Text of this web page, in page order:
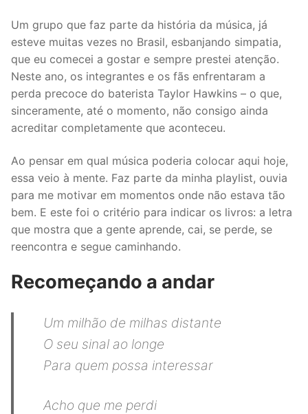
Um grupo que faz parte da história da música, já
esteve muitas vezes no Brasil, esbanjando simpatia,
que eu comecei a gostar e sempre prestei atenção.
Neste ano, os integrantes e os fãs enfrentaram a
perda precoce do baterista Taylor Hawkins – o que,
sinceramente, até o momento, não consigo ainda
acreditar completamente que aconteceu.
Ao pensar em qual música poderia colocar aqui hoje,
essa veio à mente. Faz parte da minha playlist, ouvia
para me motivar em momentos onde não estava tão
bem. E este foi o critério para indicar os livros: a letra
que mostra que a gente aprende, cai, se perde, se
reencontra e segue caminhando.
Recomeçando a andar
Um milhão de milhas distante
O seu sinal ao longe
Para quem possa interessar
Acho que me perdi